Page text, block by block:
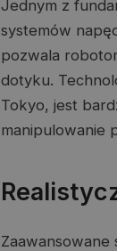
Jednym z
systemów
pozwala
dotyku.
Tokyo, jest
manipulowanie